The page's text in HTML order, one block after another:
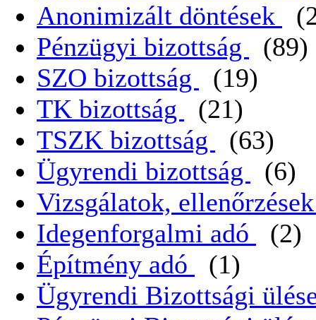
Anonimizált döntések
Pénzügyi bizottság
(89)
SZO bizottság
(19)
TK bizottság
(21)
TSZK bizottság
(63)
Ügyrendi bizottság
(6)
Vizsgálatok,
Idegenforgalmi adó
(2)
Építmény adó
(1)
Ügyrendi Bizottsági